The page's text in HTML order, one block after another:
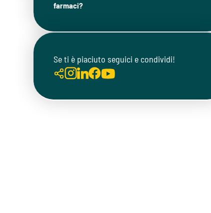
farmaci?
Se ti è piaciuto seguici e condividi!